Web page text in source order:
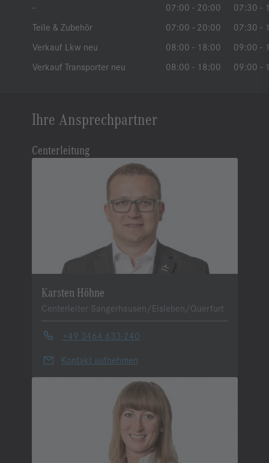
-
07:00 - 20:00
07:30 -
Teile & Zubehör
07:00 - 20:00
07:30 -
Verkauf Lkw neu
08:00 - 18:00
09:00 -
Verkauf Transporter neu
08:00 - 18:00 09:00 -
Ihre Ansprechpartner
Centerleitung
Karsten Höhne
Centerleiter Sangerhausen/Eisleben/Querfurt
+49 3464 633-240
Kontakt aufnehmen